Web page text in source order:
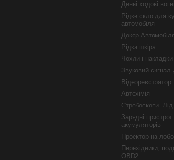
Денні ходові
Рідке скло для
автомобіля
Декор Автомобіля
Рідка шкіра
Чохли і
Звуковий сигнал
Автохімія
Стробоскопи.
Зарядні
акумуляторів
Проектор на
Перехідники,
OBD2